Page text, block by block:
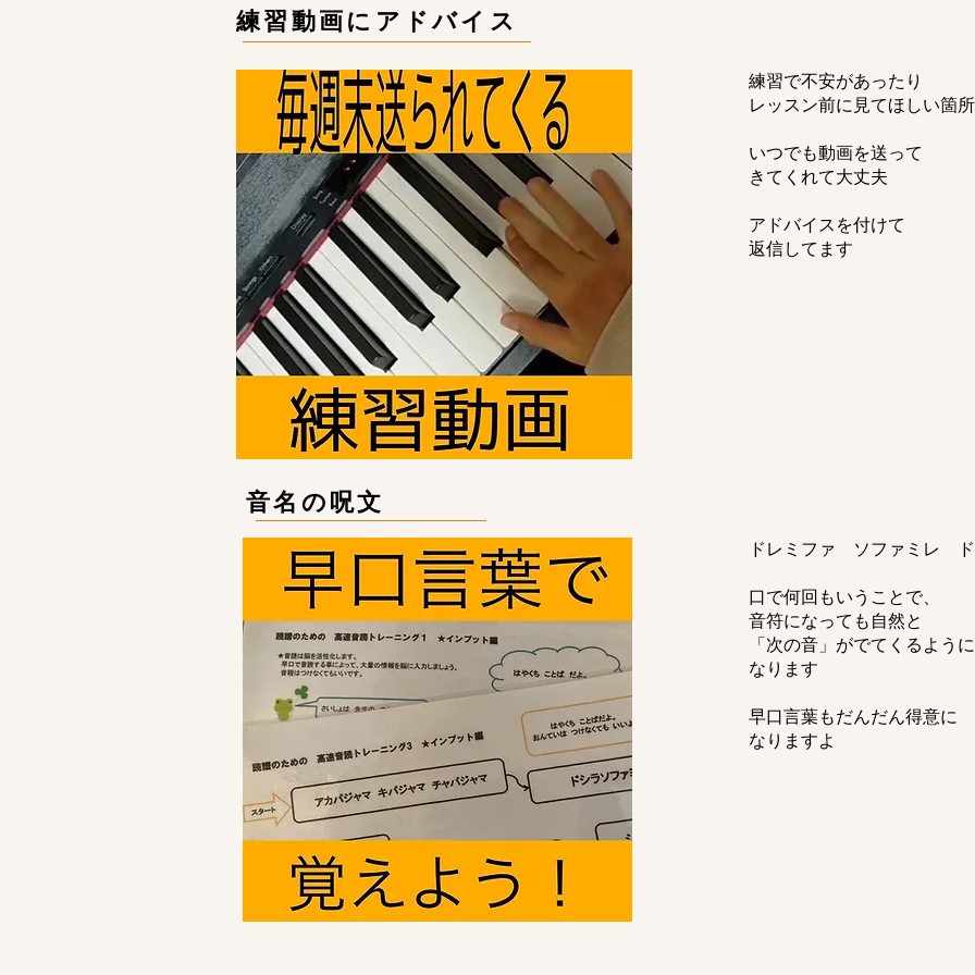
​練習動画にアドバイス
練習で不安があったり
レッスン前に見てほしい箇
いつでも動画を送って
きてくれて大丈夫
アドバイスを付けて
​返信してます
音名の呪文
ドレミファ ソファミレ ド
口で何回もいうことで、
音符になっても自然と
「次の音」がでてくるように
なります
早口言葉もだんだん得意に
​なりますよ